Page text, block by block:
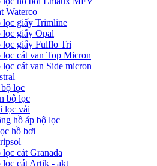
Waterco
lọc giấy Trimline
lọc giấy Opal
lọc giấy Fulflo Tri
lọc cát van Top Micron
lọc cát van Side micron
lọc
bộ lọc
lọc vải
hồ áp bộ lọc
hồ bơi
lọc cát Granada
lọc cát Artik - akt